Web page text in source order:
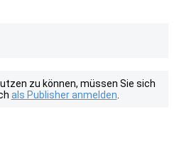
zu können, müssen Sie sich
als Publisher anmelden